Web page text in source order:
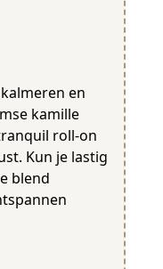
en
kamille
roll-on
Kun je lastig
blend